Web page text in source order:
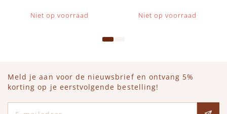
Niet op voorraad Niet op voorraad
Meld je aan voor de nieuwsbrief en ontvang 5%
korting op je eerstvolgende bestelling!